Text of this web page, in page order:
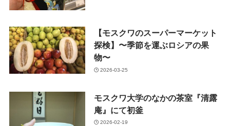
【モスクワのスーパーマーケット
探検】〜季節を運ぶロシアの果
物〜
2026-03-25
モスクワ大学のなかの茶室『清露
庵』にて初釜
2026-02-19